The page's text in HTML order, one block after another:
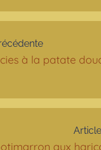
à la patate
aux